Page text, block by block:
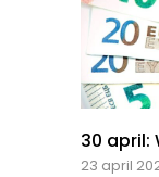
30 april:
23 april